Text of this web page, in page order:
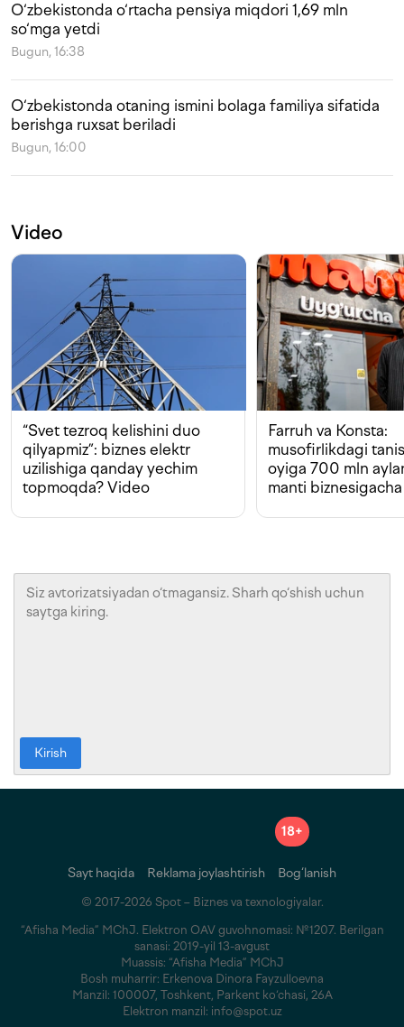
O‘zbekistonda o‘rtacha pensiya miqdori 1,69 mln
so‘mga yetdi
Bugun, 16:38
O‘zbekistonda otaning ismini bolaga familiya sifatida
berishga ruxsat beriladi
Bugun, 16:00
Video
“Svet tezroq kelishini duo
qilyapmiz”: biznes elektr
uzilishiga qanday yechim
topmoqda? Video
Farruh va Konsta:
musofirlikdagi
oyiga 700 mln
manti biznesigacha
Kirish
18+
Sayt haqida Reklama joylashtirish Bog‘lanish
© 2017-2026 Spot – Biznes va texnologiyalar.
“Afisha Media” MChJ. Elektron OAV guvohnomasi: №1207. Berilgan
sanasi: 2019-yil 13-avgust
Muassis: “Afisha Media” MChJ
Bosh muharrir: Erkenova Dinora Fayzulloevna
Manzil: 100007, Toshkent, Parkent ko‘chasi, 26A
Elektron manzil: info@spot.uz